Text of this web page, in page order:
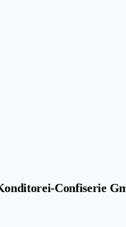
Confiserie